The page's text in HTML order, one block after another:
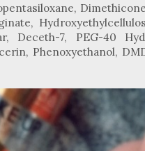
Deceth-7, PEG-40
Phenoxyethanol,